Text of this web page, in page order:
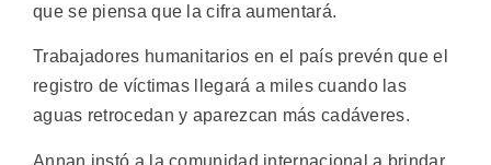
que se piensa que la cifra aumentará.
Trabajadores humanitarios en el país prevén que el
registro de víctimas llegará a miles cuando las
aguas retrocedan y aparezcan más cadáveres.
Annan instó a la comunidad internacional a brindar